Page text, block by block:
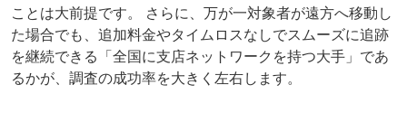
ことは大前提です。 さらに、万が一対象者が遠方へ移動し
た場合でも、追加料金やタイムロスなしでスムーズに追跡
を継続できる「全国に支店ネットワークを持つ大手」であ
るかが、調査の成功率を大きく左右します。